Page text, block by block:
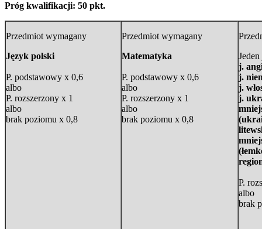
Próg kwalifikacji: 50 pkt.
Przedmiot wymagany
Język polski
P. podstawowy x 0,6
albo
P. rozszerzony x 1
albo
brak poziomu x 0,8
Przedmiot wymagany
Matematyka
P. podstawowy x 0,6
albo
P. rozszerzony x 1
albo
brak poziomu x 0,8
j.
j.
j.
j.
P.
albo
brak